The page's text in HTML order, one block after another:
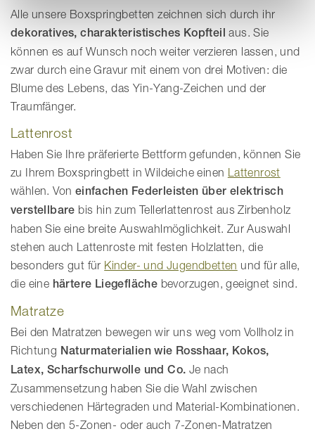
Alle unsere Boxspringbetten zeichnen sich durch ihr
dekoratives, charakteristisches Kopfteil aus. Sie
können es auf Wunsch noch weiter verzieren lassen, und
zwar durch eine Gravur mit einem von drei Motiven: die
Blume des Lebens, das Yin-Yang-Zeichen und der
Traumfänger.
Lattenrost
Haben Sie Ihre präferierte Bettform gefunden, können Sie
zu Ihrem Boxspringbett in Wildeiche einen Lattenrost
wählen. Von einfachen Federleisten über elektrisch
verstellbare bis hin zum Tellerlattenrost aus Zirbenholz
haben Sie eine breite Auswahlmöglichkeit. Zur Auswahl
stehen auch Lattenroste mit festen Holzlatten, die
besonders gut für Kinder- und Jugendbetten und für alle,
die eine härtere Liegefläche bevorzugen, geeignet sind.
Matratze
Bei den Matratzen bewegen wir uns weg vom Vollholz in
Richtung Naturmaterialien wie Rosshaar, Kokos,
Latex, Scharfschurwolle und Co. Je nach
Zusammensetzung haben Sie die Wahl zwischen
verschiedenen Härtegraden und Material-Kombinationen.
Neben den 5-Zonen- oder auch 7-Zonen-Matratzen